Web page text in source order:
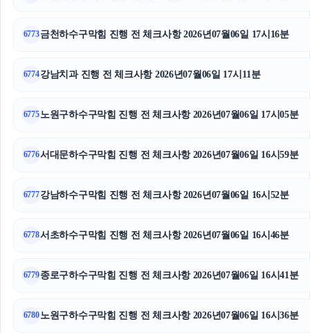
이혼소송
6773금천하수구막힘 진행 전 체크사항 2026년07월06일 17시16분
6774강남치과 진행 전 체크사항 2026년07월06일 17시11분
6775 노원구하수구막힘 진행 전 체크사항 2026년07월06일 17시05분
6776서대문하수구막힘 진행 전 체크사항 2026년07월06일 16시59분
6777강남하수구막힘 진행 전 체크사항 2026년07월06일 16시52분
6778서초하수구막힘 진행 전 체크사항 2026년07월06일 16시46분
6779종로구하수구막힘 진행 전 체크사항 2026년07월06일 16시41분
6780 노원구하수구막힘 진행 전 체크사항 2026년07월06일 16시36분